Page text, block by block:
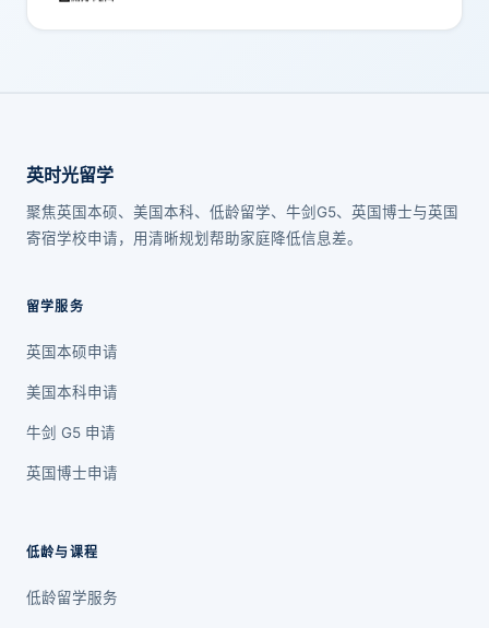
英时光留学
聚焦英国本硕、美国本科、低龄留学、牛剑G5、英国博士与英国
寄宿学校申请，用清晰规划帮助家庭降低信息差。
留学服务
英国本硕申请
美国本科申请
牛剑 G5 申请
英国博士申请
低龄与课程
低龄留学服务